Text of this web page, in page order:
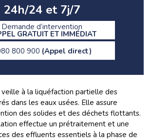
24h/24 et 7j/7
Demande d’intervention
GRATUIT ET IMMÉDIAT
800 900 (Appel direct)
à la liquéfaction partielle des
dans les eaux usées. Elle assure
des solides et des déchets flottants.
effectue un prétraitement et une
des effluents essentiels à la phase de